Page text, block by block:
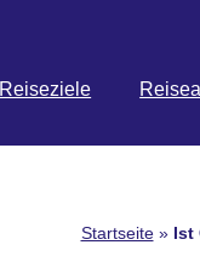
Reiseziele
Startseite» Ist